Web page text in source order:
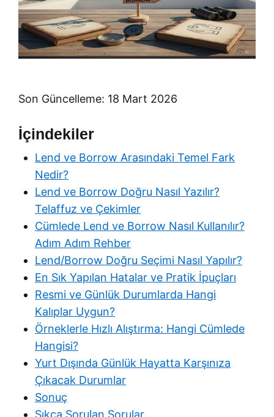
Son Güncelleme: 18 Mart 2026
İçindekiler
Lend ve Borrow Arasındaki Temel Fark
Nedir?
Lend ve Borrow Doğru Nasıl Yazılır?
Telaffuz ve Çekimler
Cümlede Lend ve Borrow Nasıl Kullanılır?
Adım Adım Rehber
Lend/Borrow Doğru Seçimi Nasıl Yapılır?
En Sık Yapılan Hatalar ve Pratik İpuçları
Resmi ve Günlük Durumlarda Hangi
Kalıplar Uygun?
Örneklerle Hızlı Alıştırma: Hangi Cümlede
Hangisi?
Yurt Dışında Günlük Hayatta Karşınıza
Çıkacak Durumlar
Sonuç
Sıkça Sorulan Sorular